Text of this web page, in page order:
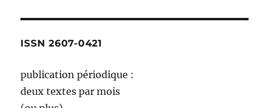
ISSN 2607-0421
publication périodique :
deux textes par mois